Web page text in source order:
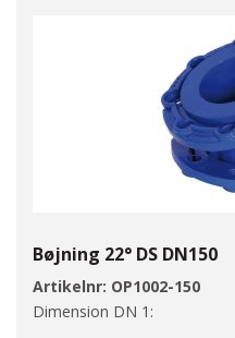
Bøjning 22° DS DN150
Artikelnr: OP1002-150
Dimension DN 1: